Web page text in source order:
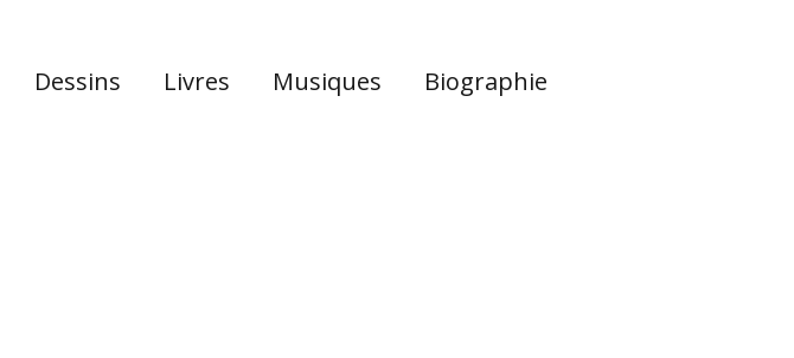
Dessins Livres Musiques Biographie